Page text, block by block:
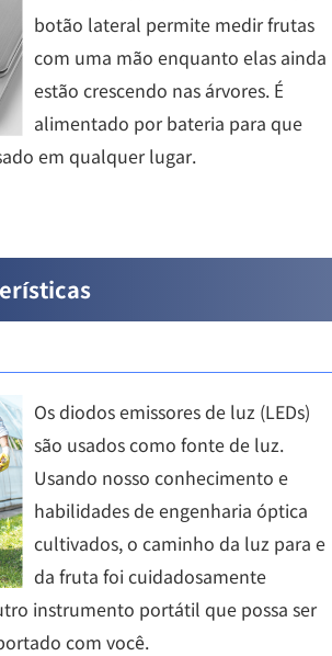
botão lateral permite medir frutas
com uma mão enquanto elas ainda
estão crescendo nas árvores. É
alimentado por bateria para que
em qualquer lugar.
Os diodos emissores de luz (LEDs)
são usados como fonte de luz.
Usando nosso conhecimento e
habilidades de engenharia óptica
cultivados, o caminho da luz para e
da fruta foi cuidadosamente
instrumento portátil que possa ser
com você.